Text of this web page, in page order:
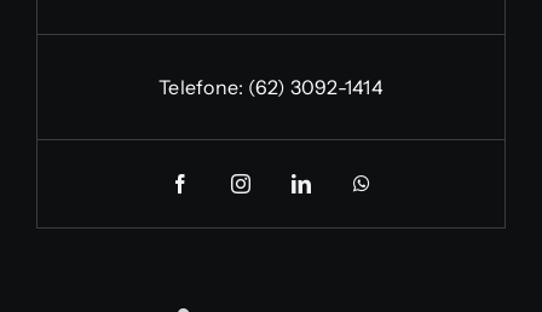
Telefone: (62) 3092-1414